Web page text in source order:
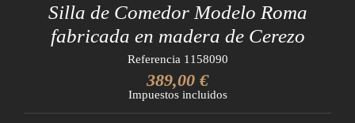
Silla de Comedor Modelo Roma
fabricada en madera de Cerezo
Referencia 1158090
389,00 €
Impuestos incluidos